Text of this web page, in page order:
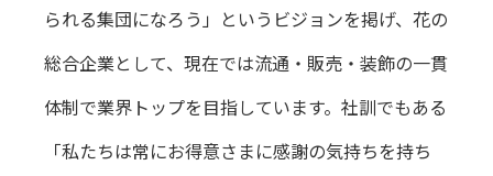
られる集団になろう」というビジョンを掲げ、花の
総合企業として、現在では流通・販売・装飾の一貫
体制で業界トップを目指しています。社訓でもある
「私たちは常にお得意さまに感謝の気持ちを持ち